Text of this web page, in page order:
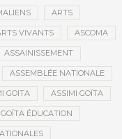
ARTS
VIVANTS ASCOMA
ASSAINISSEMENT
ASSEMBLÉE NATIONALE
GOITA ASSIMI GOÏTA
ÉDUCATION